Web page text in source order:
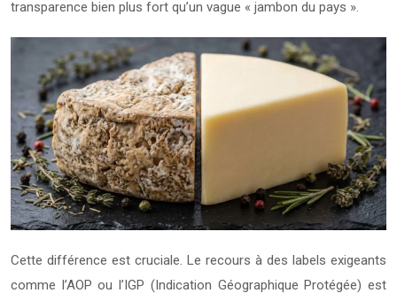
transparence bien plus fort qu’un vague « jambon du pays ».
Cette différence est cruciale. Le recours à des labels exigeants
comme l’AOP ou l’IGP (Indication Géographique Protégée) est